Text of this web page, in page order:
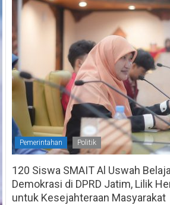
Pemerintahan Politik
120 Siswa SMAIT Al Uswah
Demokrasi di DPRD Jatim, Lilik
untuk Kesejahteraan Masyarakat